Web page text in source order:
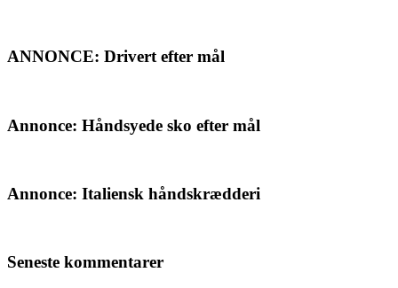
ANNONCE: Drivert efter mål
Annonce: Håndsyede sko efter mål
Annonce: Italiensk håndskrædderi
Seneste kommentarer